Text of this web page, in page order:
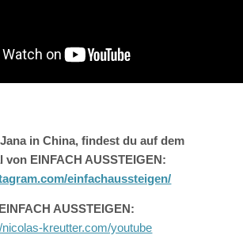
in China, findest du auf dem
von EINFACH AUSSTEIGEN:
einfachaussteigen/
AUSSTEIGEN:
nicolas-kreutter.com/youtube